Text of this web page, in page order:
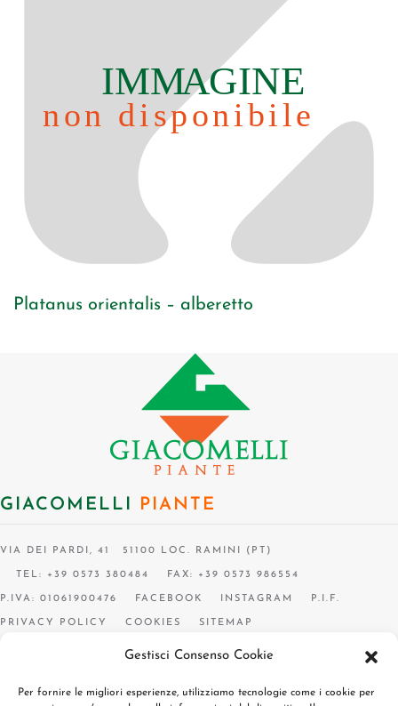
Gestisci Consenso Cookie
Per fornire le migliori esperienze, utilizziamo tecnologie come i cookie per
Platanus orientalis – alberetto
GIACOMELLI PIANTE
VIA DEI PARDI, 41 51100 LOC. RAMINI (PT)
TEL: +39 0573 380484 FAX: +39 0573 986554
P.IVA: 01061900476 FACEBOOK INSTAGRAM P.I.F.
PRIVACY POLICY COOKIES SITEMAP